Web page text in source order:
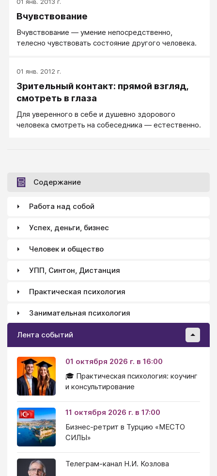
Вчувствование
Вчувствование — умение непосредственно,
телесно чувствовать состояние другого человека.
01 янв. 2012 г.
Зрительный контакт: прямой взгляд,
смотреть в глаза
Для уверенного в себе и душевно здорового
человека смотреть на собеседника — естественно.
Содержание
Работа над собой
Успех, деньги, бизнес
Человек и общество
УПП, Синтон, Дистанция
Практическая психология
Занимательная психология
Лента событий
01 октября 2026 г. в 16:00
🎓 Практическая психология: коучинг
и консультирование
11 октября 2026 г. в 17:00
Бизнес-ретрит в Турцию «МЕСТО
СИЛЫ»
Телеграм-канал Н.И. Козлова